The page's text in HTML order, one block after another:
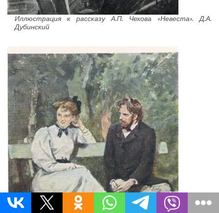
Иллюстрация к рассказу А.П. Чехова «Невеста». Д.А.
Дубинский